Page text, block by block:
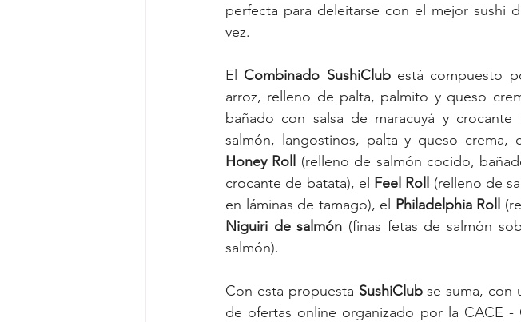
perfecta para deleitarse con el mejor sushi
vez.
El Combinado SushiClub está compuesto
arroz, relleno de palta, palmito y queso
bañado con salsa de maracuyá y crocante
Honey Roll
(relleno de salmón cocido,
crocante de batata), el Feel Roll
(relleno de
en láminas de tamago), el Philadelphia Roll
Niguiri de salmón (finas fetas de salmón
salmón).
Con esta propuesta SushiClub se suma, con
de ofertas online organizado por la CACE